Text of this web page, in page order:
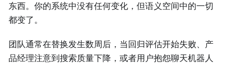
东西。你的系统中没有任何变化，但语义空间中的一切
都变了。
团队通常在替换发生数周后，当回归评估开始失败、产
品经理注意到搜索质量下降，或者用户抱怨聊天机器人